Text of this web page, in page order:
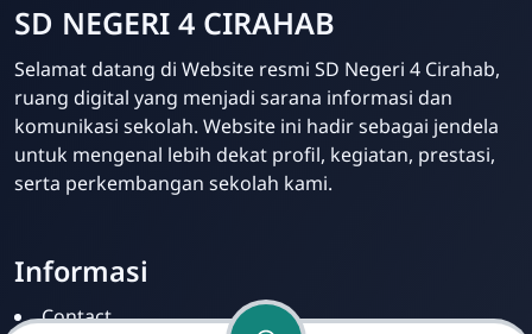
Admin
Online
SD NEGERI 4 CIRAHAB
Selamat datang di Website resmi SD Negeri 4 Cirahab,
ruang digital yang menjadi sarana informasi dan
komunikasi sekolah. Website ini hadir sebagai jendela
untuk mengenal lebih dekat profil, kegiatan, prestasi,
serta perkembangan sekolah kami.
Informasi
Contact